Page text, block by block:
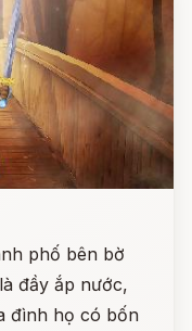
phố bên bờ
đầy ắp nước,
đình họ có bốn